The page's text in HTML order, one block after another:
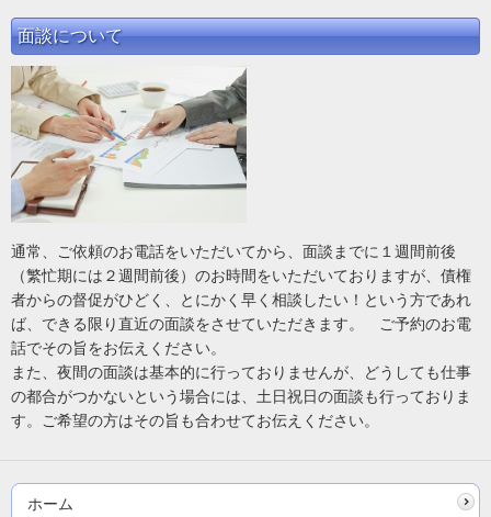
面談について
通常、ご依頼のお電話をいただいてから、面談までに１週間前後
（繁忙期には２週間前後）のお時間をいただいておりますが、債権
者からの督促がひどく、とにかく早く相談したい！という方であれ
ば、できる限り直近の面談をさせていただきます。 ご予約のお電
話でその旨をお伝えください。
また、夜間の面談は基本的に行っておりませんが、どうしても仕事
の都合がつかないという場合には、土日祝日の面談も行っておりま
す。ご希望の方はその旨も合わせてお伝えください。
ホーム